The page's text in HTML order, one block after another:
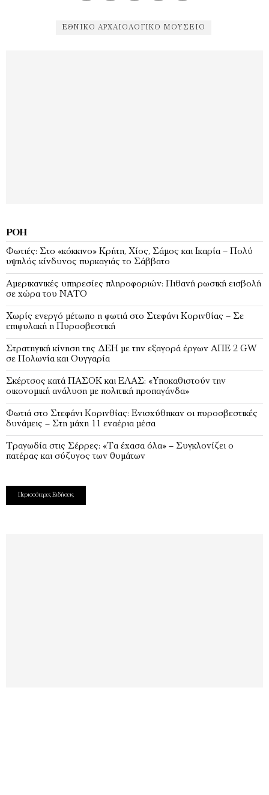
ΕΘΝΙΚΟ ΑΡΧΑΙΟΛΟΓΙΚΟ ΜΟΥΣΕΊΟ
ΡΟΉ
Φωτιές: Στο «κόκκινο» Κρήτη, Χίος, Σάμος και Ικαρία – Πολύ
υψηλός κίνδυνος πυρκαγιάς το Σάββατο
Αμερικανικές υπηρεσίες πληροφοριών: Πιθανή ρωσική εισβολή
σε χώρα του ΝΑΤΟ
Χωρίς ενεργό μέτωπο η φωτιά στο Στεφάνι Κορινθίας – Σε
επιφυλακή η Πυροσβεστική
Στρατηγική κίνηση της ΔΕΗ με την εξαγορά έργων ΑΠΕ 2 GW
σε Πολωνία και Ουγγαρία
Σκέρτσος κατά ΠΑΣΟΚ και ΕΛΑΣ: «Υποκαθιστούν την
οικονομική ανάλυση με πολιτική προπαγάνδα»
Φωτιά στο Στεφάνι Κορινθίας: Ενισχύθηκαν οι πυροσβεστικές
δυνάμεις – Στη μάχη 11 εναέρια μέσα
Τραγωδία στις Σέρρες: «Τα έχασα όλα» – Συγκλονίζει ο
πατέρας και σύζυγος των θυμάτων
Περισσότερες Ειδήσεις